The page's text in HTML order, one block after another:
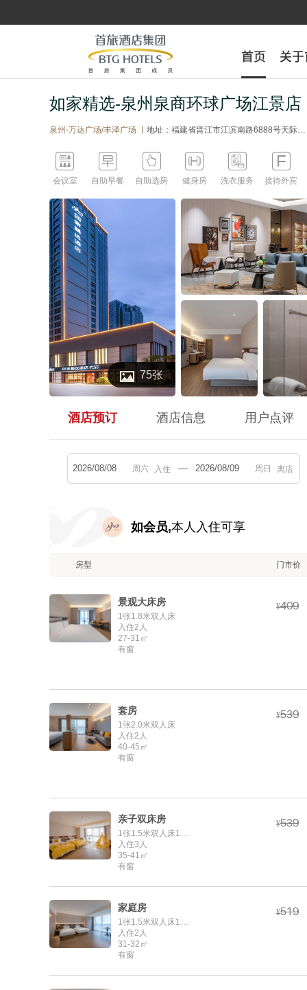
首页 关于
首页 关于
如家精选-泉州泉商环球广场江景店
泉州-万达广场/丰泽广场 丨 地址：福建省晋江市江滨南路6888号天际时代广场1幢17层至26层及一层A区

会议室

自助早餐

自助选房

健身房

洗衣服务

接待外宾
 75张
酒店预订 酒店信息 用户点评
入住 离店
如会员,本人入住可享
房型 门市价
景观大床房
1张1.8米双人床
入住2人
27-31㎡
有窗
¥
套房
1张2.0米双人床
入住2人
40-45㎡
有窗
¥
亲子双床房
1张1.5米双人床1张1.2米单人床
入住3人
35-41㎡
有窗
¥
家庭房
1张1.5米双人床1张1.2米单人床
入住2人
31-32㎡
有窗
¥